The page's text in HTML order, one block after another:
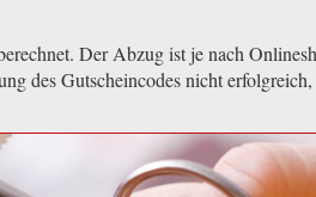
Der Abzug ist je nach
des Gutscheincodes nicht